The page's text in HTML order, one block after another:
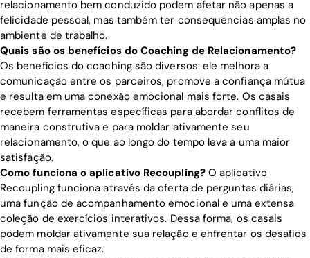
relacionamento bem conduzido podem afetar não apenas a
felicidade pessoal, mas também ter consequências amplas no
ambiente de trabalho.
Quais são os benefícios do Coaching de Relacionamento?
Os benefícios do coaching são diversos: ele melhora a
comunicação entre os parceiros, promove a confiança mútua
e resulta em uma conexão emocional mais forte. Os casais
recebem ferramentas específicas para abordar conflitos de
maneira construtiva e para moldar ativamente seu
relacionamento, o que ao longo do tempo leva a uma maior
satisfação.
Como funciona o aplicativo Recoupling?O aplicativo
Recoupling funciona através da oferta de perguntas diárias,
uma função de acompanhamento emocional e uma extensa
coleção de exercícios interativos. Dessa forma, os casais
podem moldar ativamente sua relação e enfrentar os desafios
de forma mais eficaz.